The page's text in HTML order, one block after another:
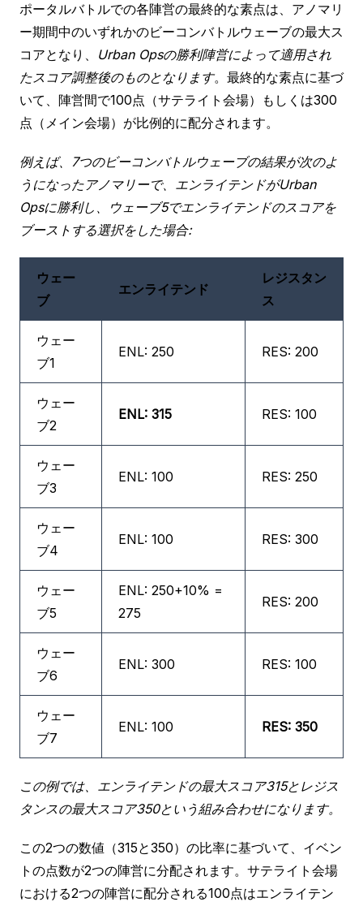
ポータルバトルでの各陣営の最終的な素点は、アノマリ
ー期間中のいずれかのビーコンバトルウェーブの最大ス
コアとなり、 Urban Opsの勝利陣営によって適用され
たスコア調整後のものとなります。最終的な素点に基づ
いて、陣営間で100点（サテライト会場）もしくは300
点（メイン会場）が比例的に配分されます。
例えば、7つのビーコンバトルウェーブの結果が次のよ
うになったアノマリーで、エンライテンドがUrban
Opsに勝利し、ウェーブ5でエンライテンドのスコアを
ブーストする選択をした場合:
ウェー
ブ
エンライテンド
レジスタン
ス
ウェー
ブ1
ENL: 250 RES: 200
ウェー
ブ2
ENL: 315 RES: 100
ウェー
ブ3
ENL: 100 RES: 250
ウェー
ブ4
ENL: 100 RES: 300
ウェー
ブ5
ENL: 250+10% =
275
RES: 200
ウェー
ブ6
ENL: 300 RES: 100
ウェー
ブ7
ENL: 100 RES: 350
この例では、エンライテンドの最大スコア315とレジス
タンスの最大スコア350という組み合わせになります。
この2つの数値（315と350）の比率に基づいて、イベン
トの点数が2つの陣営に分配されます。サテライト会場
における2つの陣営に配分される100点はエンライテン